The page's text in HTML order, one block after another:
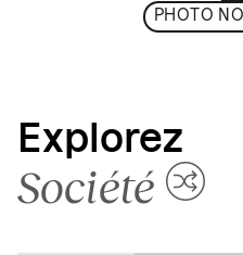
PHOTO
Explorez
Société